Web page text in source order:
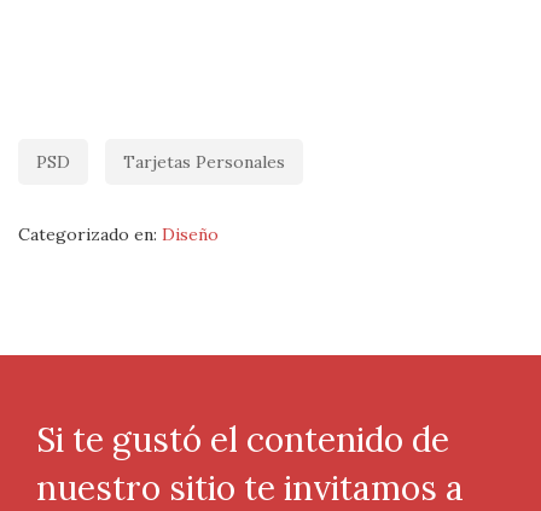
PSD Tarjetas Personales
Categorizado en: Diseño
Si te gustó el contenido de
nuestro sitio te invitamos a